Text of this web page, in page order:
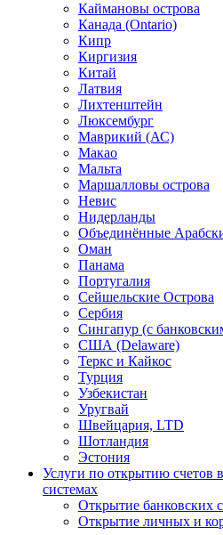
Каймановы острова
Канада (Ontario)
Кипр
Киргизия
Китай
Латвия
Лихтенштейн
Люксембург
Маврикий (АС)
Макао
Мальта
Маршалловы острова
Нeвис
Нидерланды
Объединённые
Оман
Панама
Португалия
Сейшельские Острова
Сербия
Сингапур (c
США (Delaware)
Теркс и Кайкос
Турция
Узбекистан
Уругвай
Швейцария, LTD
Шотландия
Эстония
Услуги по открытию счетов
системах
Открытие банковских
Открытие личных и